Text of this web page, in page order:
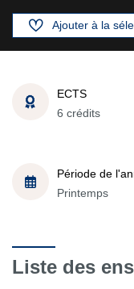
Ajouter à la
ECTS
6 crédits
Période de
Printemps
Liste des